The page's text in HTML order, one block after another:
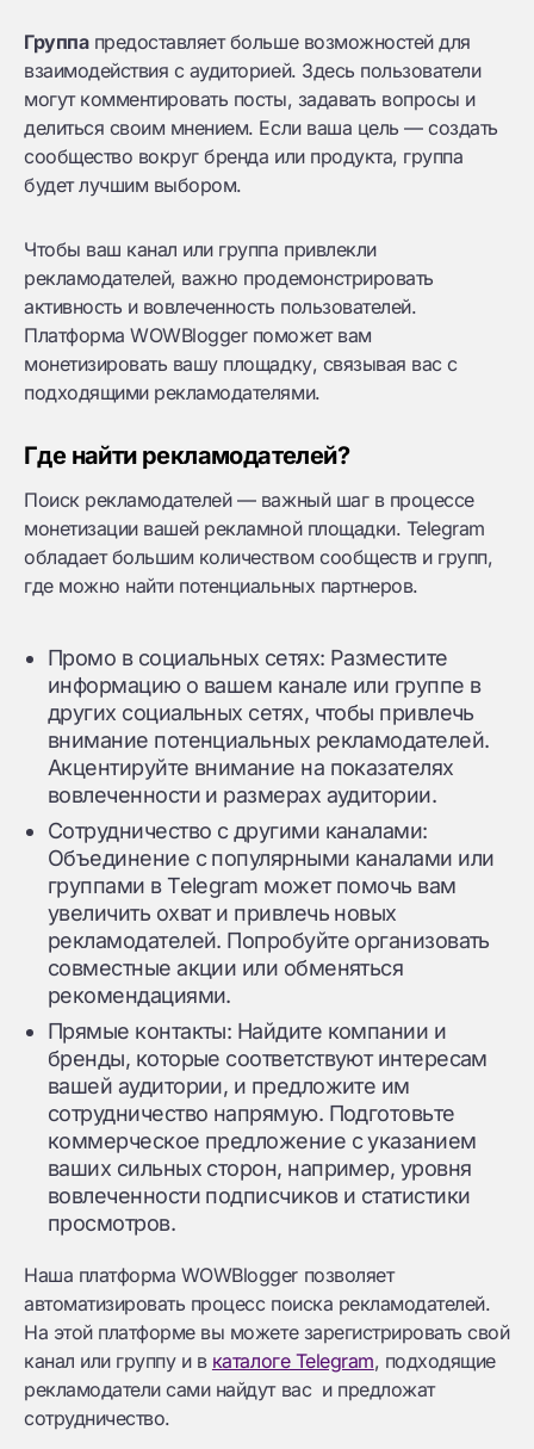
Группапредоставляет больше возможностей для
взаимодействия с аудиторией. Здесь пользователи
могут комментировать посты, задавать вопросы и
делиться своим мнением. Если ваша цель — создать
сообщество вокруг бренда или продукта, группа
будет лучшим выбором.
Чтобы ваш канал или группа привлекли
рекламодателей, важно продемонстрировать
активность и вовлеченность пользователей.
Платформа WOWBlogger поможет вам
монетизировать вашу площадку, связывая вас с
подходящими рекламодателями.
Где найти рекламодателей?
Поиск рекламодателей — важный шаг в процессе
монетизации вашей рекламной площадки. Telegram
обладает большим количеством сообществ и групп,
где можно найти потенциальных партнеров.
Промо в социальных сетях: Разместите
информацию о вашем канале или группе в
других социальных сетях, чтобы привлечь
внимание потенциальных рекламодателей.
Акцентируйте внимание на показателях
вовлеченности и размерах аудитории.
Сотрудничество с другими каналами:
Объединение с популярными каналами или
группами в Telegram может помочь вам
увеличить охват и привлечь новых
рекламодателей. Попробуйте организовать
совместные акции или обменяться
рекомендациями.
Прямые контакты: Найдите компании и
бренды, которые соответствуют интересам
вашей аудитории, и предложите им
сотрудничество напрямую. Подготовьте
коммерческое предложение с указанием
ваших сильных сторон, например, уровня
вовлеченности подписчиков и статистики
просмотров.
Наша платформа WOWBlogger позволяет
автоматизировать процесс поиска рекламодателей.
На этой платформе вы можете зарегистрировать свой
канал или группу и в каталоге Telegram, подходящие
рекламодатели сами найдут вас и предложат
сотрудничество.